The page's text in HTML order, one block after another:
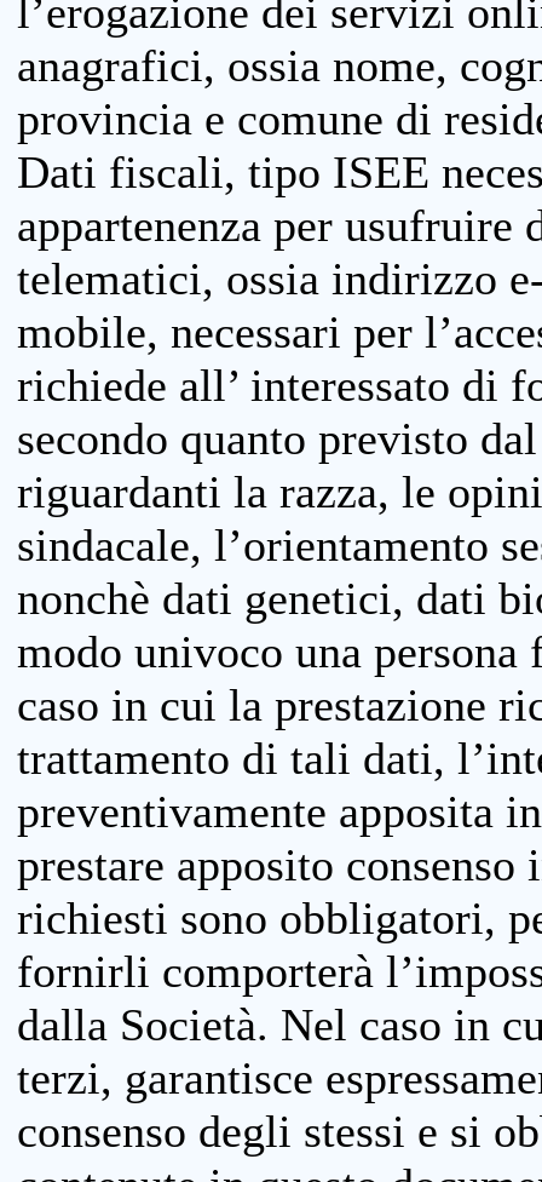
l’erogazione dei servizi
anagrafici, ossia nome,
provincia e comune di
Dati fiscali, tipo ISEE
appartenenza per
telematici, ossia indirizzo
mobile, necessari per
richiede all’ interessato di
secondo quanto previsto
riguardanti la razza, le
sindacale, l’orientamento
nonchè dati genetici, dati
modo univoco una
caso in cui la prestazione
trattamento di tali dati,
preventivamente apposita
prestare apposito
richiesti sono obbligatori,
fornirli comporterà
dalla Società. Nel caso in
terzi, garantisce
consenso degli stessi e si